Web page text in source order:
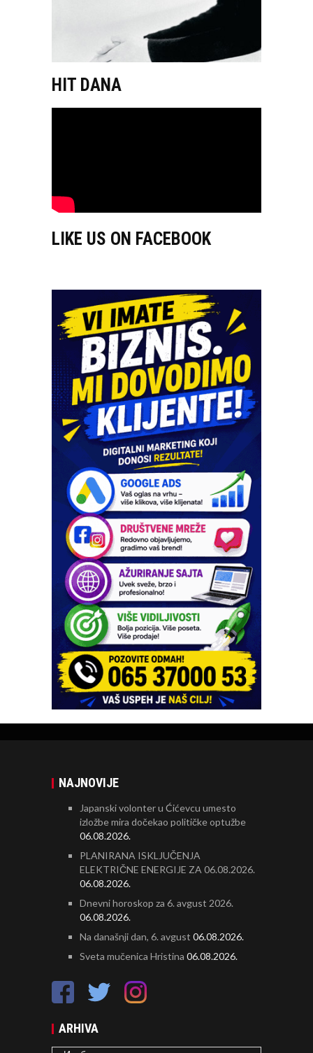
HIT DANA
LIKE US ON FACEBOOK
NAJNOVIJE
Japanski volonter u Ćićevcu umesto
izložbe mira dočekao političke optužbe
06.08.2026.
PLANIRANA ISKLJUČENJA
ELEKTRIČNE ENERGIJE ZA 06.08.2026.
06.08.2026.
Dnevni horoskop za 6. avgust 2026.
06.08.2026.
Na današnji dan, 6. avgust 06.08.2026.
Sveta mučenica Hristina 06.08.2026.
ARHIVA